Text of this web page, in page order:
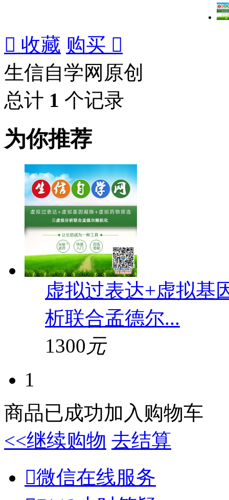
 收藏 购买 
生信自学网原创
总计 1 个记录
为你推荐
虚拟过表达+虚拟基
析联合孟德尔...
1300 元
1
商品已成功加入购物车
<<继续购物 去结算
微信在线服务